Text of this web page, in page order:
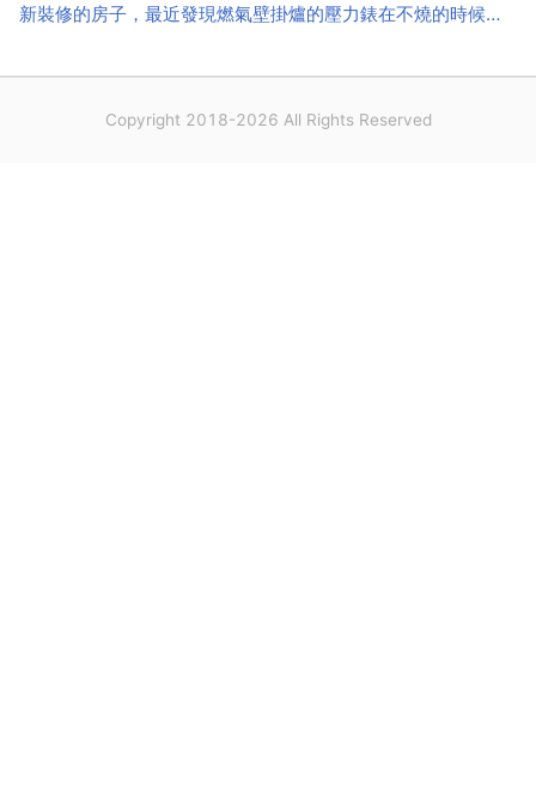
新裝修的房子，最近發現燃氣壁掛爐的壓力錶在不燒的時候壓力錶顯示0 6，於是補水，沒過幾天，在不燒的
Copyright 2018-2026 All Rights Reserved